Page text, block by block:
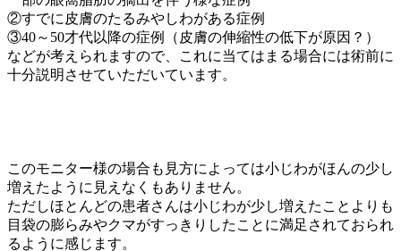
②すでに皮膚のたるみやしわがある症例
③40～50才代以降の症例（皮膚の伸縮性の低下が原因？）
などが考えられますので、これに当てはまる場合には術前に
十分説明させていただいています。
このモニター様の場合も見方によっては小じわがほんの少し
増えたように見えなくもありません。
ただしほとんどの患者さんは小じわが少し増えたことよりも
目袋の膨らみやクマがすっきりしたことに満足されておられ
るように感じます。